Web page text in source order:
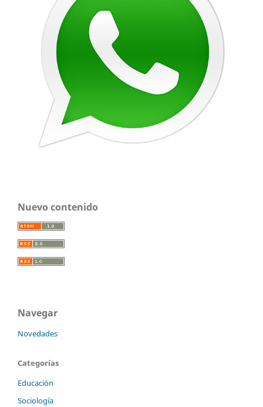
Nuevo contenido
Navegar
Novedades
Categorías
Educación
Sociología